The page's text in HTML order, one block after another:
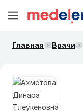
Главная Врачи